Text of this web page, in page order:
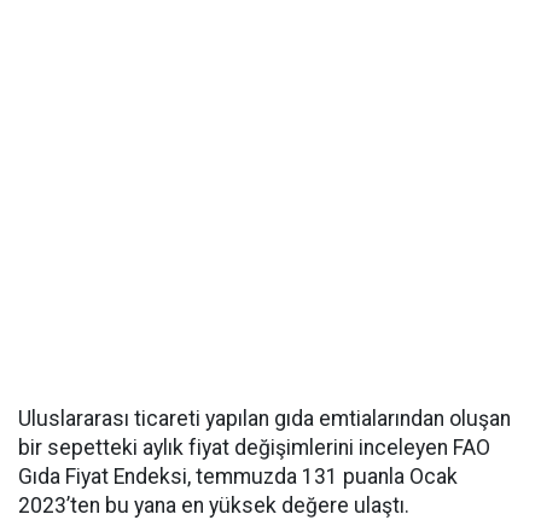
Uluslararası ticareti yapılan gıda emtialarından oluşan
bir sepetteki aylık fiyat değişimlerini inceleyen FAO
Gıda Fiyat Endeksi, temmuzda 131 puanla Ocak
2023’ten bu yana en yüksek değere ulaştı.